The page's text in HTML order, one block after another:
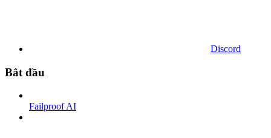
Discord
Bắt đầu
Failproof AI